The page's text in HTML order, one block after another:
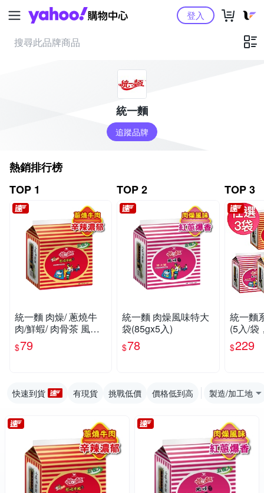
Yahoo購物中心登入
統一麵
追蹤品牌
熱銷排行榜
TOP 1
統一麵 肉燥/ 蔥燒牛
肉/鮮蝦/ 肉骨茶 風味
袋裝 任選
$79
TOP 2
統一麵 肉燥風味特大
袋(85gx5入)
$78
TOP 3
統一麵
(5入/袋
組)
$229
快速到貨 有現貨 挑戰低價 價格低到高 製造/加工地